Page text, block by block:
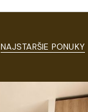
NAJSTARŠIE PONUKY